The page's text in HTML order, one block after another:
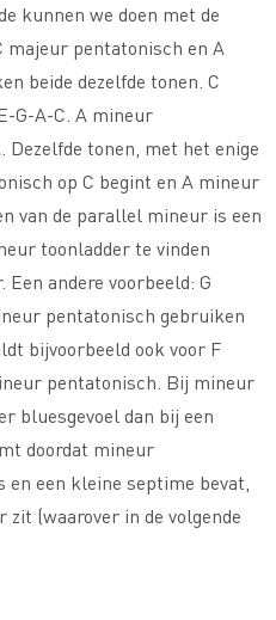
kunnen we doen met de
majeur pentatonisch en A
beide dezelfde tonen. C
G-A-C. A mineur
tonen, met het enige
op C begint en A mineur
van de parallel mineur is een
toonladder te vinden
andere voorbeeld: G
pentatonisch gebruiken
bijvoorbeeld ook voor F
pentatonisch. Bij mineur
bluesgevoel dan bij een
doordat mineur
een kleine septime bevat,
zit (waarover in de volgende